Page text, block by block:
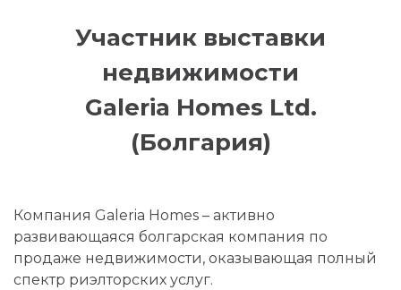
Участник выставки
недвижимости
Galeria Homes Ltd.
(Болгария)
Компания Galeria Homes – активно
развивающаяся болгарская компания по
продаже недвижимости, оказывающая полный
спектр риэлторских услуг.